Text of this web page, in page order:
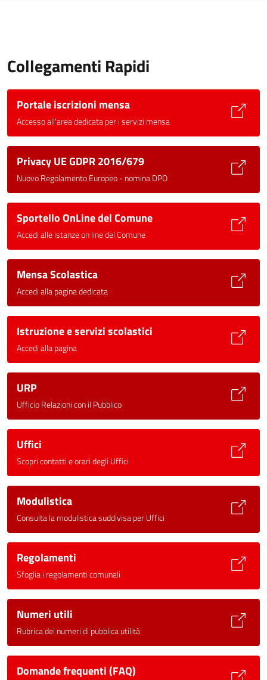
Collegamenti Rapidi
Portale iscrizioni mensa
Accesso all'area dedicata per i servizi mensa
Privacy UE GDPR 2016/679
Nuovo Regolamento Europeo - nomina DPO
Sportello OnLine del Comune
Accedi alle istanze on line del Comune
Mensa Scolastica
Accedi alla pagina dedicata
Istruzione e servizi scolastici
Accedi alla pagina
URP
Ufficio Relazioni con il Pubblico
Uffici
Scopri contatti e orari degli Uffici
Modulistica
Consulta la modulistica suddivisa per Uffici
Regolamenti
Sfoglia i regolamenti comunali
Numeri utili
Rubrica dei numeri di pubblica utilità
Domande frequenti (FAQ)